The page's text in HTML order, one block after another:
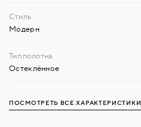
Модерн
Остеклённое
ПОСМОТРЕТЬ ВСЕ ХАРАКТЕРИСТИКИ